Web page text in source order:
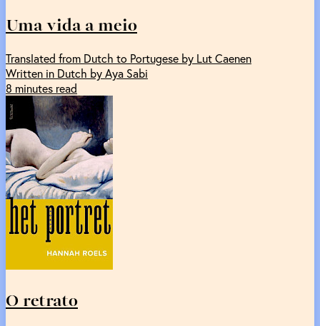
Uma vida a meio
Translated from Dutch to Portugese by Lut Caenen
Written in Dutch by Aya Sabi
8 minutes read
O retrato